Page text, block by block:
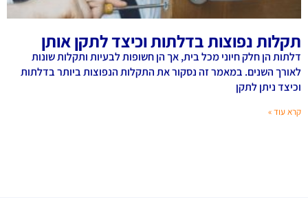
תקלות נפוצות בדלתות וכיצד לתקן אותן
דלתות הן חלק חיוני מכל בית, אך הן חשופות לבעיות ותקלות שונות
לאורך השנים. במאמר זה נסקור את התקלות הנפוצות ביותר בדלתות
וכיצד ניתן לתקן
קרא עוד »